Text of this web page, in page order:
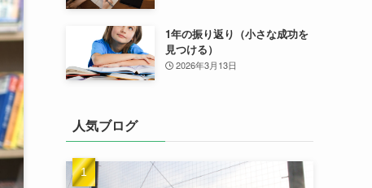
1年の振り返り（小さな成功を
見つける）
2026年3月13日
人気ブログ